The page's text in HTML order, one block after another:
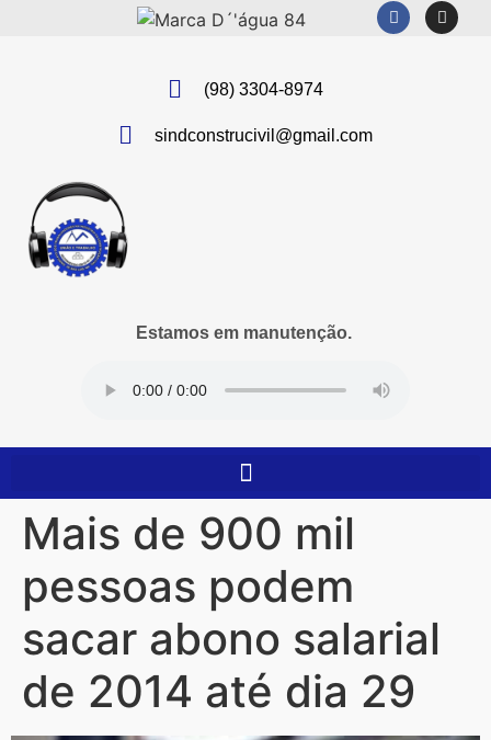
(98) 3304-8974
sindconstrucivil@gmail.com
Estamos em manutenção.
Mais de 900 mil
pessoas podem
sacar abono salarial
de 2014 até dia 29